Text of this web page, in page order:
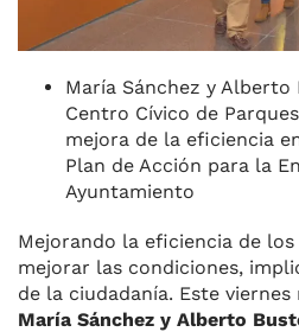
María Sánchez y
Centro Cívico de
mejora de la eficiencia
Plan de Acción para la
Ayuntamiento
Mejorando la eficiencia de
mejorar las condiciones,
de la ciudadanía. Este
María Sánchez y Alberto